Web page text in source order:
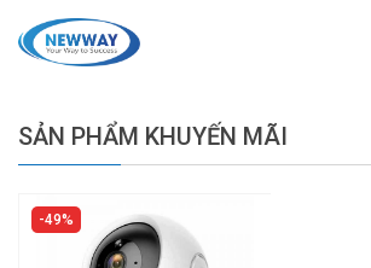
Chuyển
đến
SẢN PHẨM KHUYẾN MÃI
49%